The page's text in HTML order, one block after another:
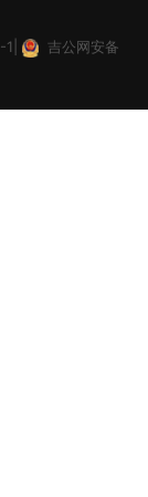
1
吉公网安备